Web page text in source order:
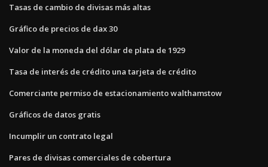
Tasas de cambio de divisas más altas
Gráfico de precios de dax 30
Valor de la moneda del dólar de plata de 1929
Tasa de interés de crédito una tarjeta de crédito
Comerciante permiso de estacionamiento walthamstow
Gráficos de datos gratis
Incumplir un contrato legal
Pares de divisas comerciales de cobertura